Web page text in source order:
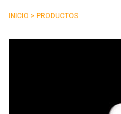
INICIO > PRODUCTOS